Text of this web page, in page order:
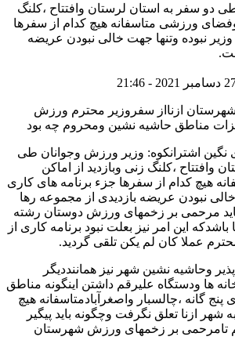
دو سفر به استان لرستان وافتتاح ،کلنگ
وفضای ورزشی متاسفانه هیچ کدام از سفرها
نبوده وتنها جهت خالی نبودن عریضه
ازنااز سفروزیر محترم ورزش
مناطق حاشیه نشین ومحروم چه بود
نگین اشترانکوه: وزیر ورزش وجوانان طی
وافتتاح ،کلنگ زنی وبازدید از اماکن
هیچ کدام از سفرها جزء برنامه های کاری
خالی نبودن عریضه بازدیدی از مجموعه رها
مرحمی بر زخمهای ورزش دوستان رشته
این امر نیز بعلت نبود برنامه کاری از
عملا کان لم یکن تلقی گردید.
وحاشیه نشین شهر نیز هماننددیگر
ها ودستگاه علیرقم داشتن اینگونه مناطق
گانه ،چالسبار واصغرآبادمتاسفانه هیچ
شهر ازنا تعلق نگرفت وچگونه باید پیگیر
تامرحمی بر زخمهای ورزش شهرستان